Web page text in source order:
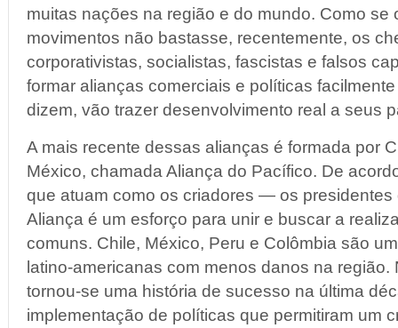
muitas nações na região e do mundo. Como se
movimentos não bastasse, recentemente, os
corporativistas, socialistas, fascistas e falsos
formar alianças comerciais e políticas
dizem, vão trazer desenvolvimento real a seus
A mais recente dessas alianças é formada por
México, chamada Aliança do Pacífico. De
que atuam como os criadores — os
Aliança é um esforço para unir e buscar a
comuns. Chile, México, Peru e Colômbia são
latino-americanas com menos danos na região.
tornou-se uma história de sucesso na última
implementação de políticas que permitiram um